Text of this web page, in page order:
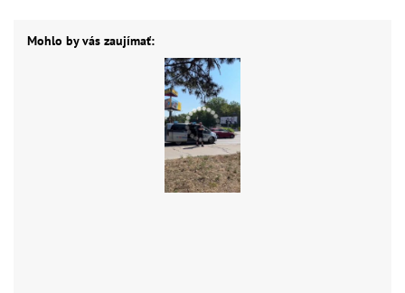
Mohlo by vás zaujímať: